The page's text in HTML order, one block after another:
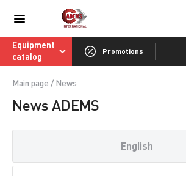
Equipment
catalog
ADEMS International Academy of Sharpenin
Promotions
Main page / News
News ADEMS
English